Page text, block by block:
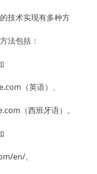
技术实现有多种方
法包括：
（英语）、
（西班牙语）。
en/、